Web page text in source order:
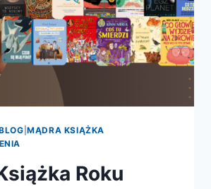
|MĄDRA KSIĄŻKA
Roku